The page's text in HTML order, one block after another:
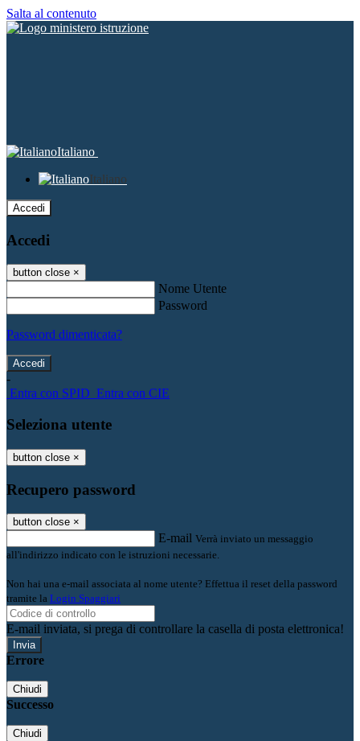
Salta al contenuto
Italiano
Italiano
Accedi
Accedi
button close ×
Nome Utente
Password
Password dimenticata?
-
Entra con SPID Entra con CIE
Seleziona utente
button close ×
Recupero password
button close ×
E-mail Verrà inviato un messaggio
all'indirizzo indicato con le istruzioni necessarie.
Non hai una e-mail associata al nome utente? Effettua il reset della password
tramite la Login Spaggiari
E-mail inviata, si prega di controllare la casella di posta elettronica!
Errore
Chiudi
Successo
Chiudi